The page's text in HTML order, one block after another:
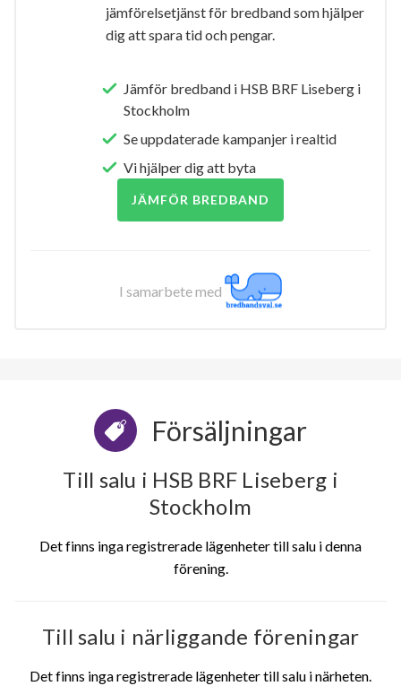
jämförelsetjänst för bredband som hjälper
dig att spara tid och pengar.
Jämför bredband i HSB BRF Liseberg i
Stockholm
Se uppdaterade kampanjer i realtid
Vi hjälper dig att byta
JÄMFÖR BREDBAND
I samarbete med
Försäljningar
Till salu i HSB BRF Liseberg i
Stockholm
Det finns inga registrerade lägenheter till salu i denna
förening.
Till salu i närliggande föreningar
Det finns inga registrerade lägenheter till salu i närheten.